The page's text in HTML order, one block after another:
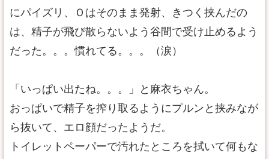
にパイズリ、Ｏはそのまま発射、きつく挟んだの
は、精子が飛び散らないよう谷間で受け止めるよう
だった。。。慣れてる。。。（涙）
「いっぱい出たね。。。」と麻衣ちゃん。
おっぱいで精子を搾り取るようにプルンと挟みなが
ら抜いて、エロ顔だったようだ。
トイレットペーパーで汚れたところを拭いて何もな